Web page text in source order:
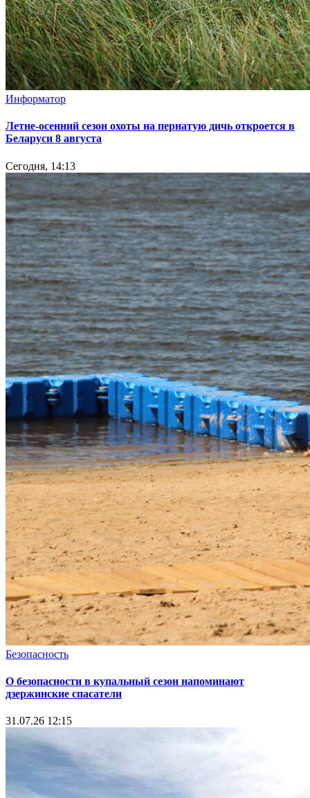
Информатор
Летне-осенний сезон охоты на пернатую дичь откроется в
Беларуси 8 августа
Сегодня, 14:13
Безопасность
О безопасности в купальный сезон напоминают
дзержинские спасатели
31.07.26 12:15